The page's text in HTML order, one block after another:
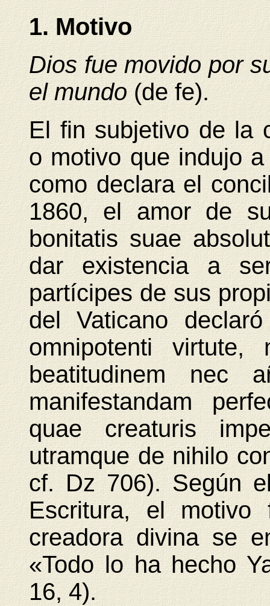
1. Motivo
Dios fue movido por
el mundo (de fe).
El fin subjetivo de la
o motivo que indujo
como declara el
1860, el amor de
bonitatis suae
dar existencia a
partícipes de sus
del Vaticano
omnipotenti
beatitudinem nec
manifestandam
quae creaturis
utramque de nihilo
cf. Dz 706). Según
Escritura, el motivo
creadora divina se
«Todo lo ha hecho
16, 4).